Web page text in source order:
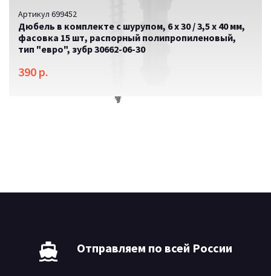
Артикул 699452
Дюбель в комплекте с шурупом, 6 х 30 / 3,5 х 40 мм,
фасовка 15 шт, распорный полипропиленовый,
тип "евро", зубр 30662-06-30
390 р.
Отправляем по всей России